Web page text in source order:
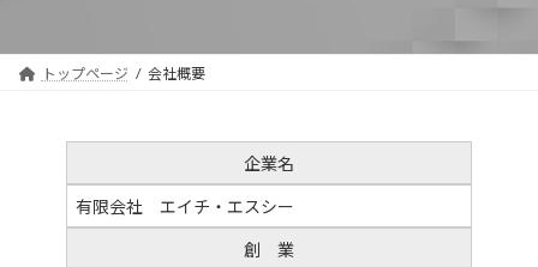
トップページ 会社概要
企業名
有限会社 エイチ・エスシー
創 業